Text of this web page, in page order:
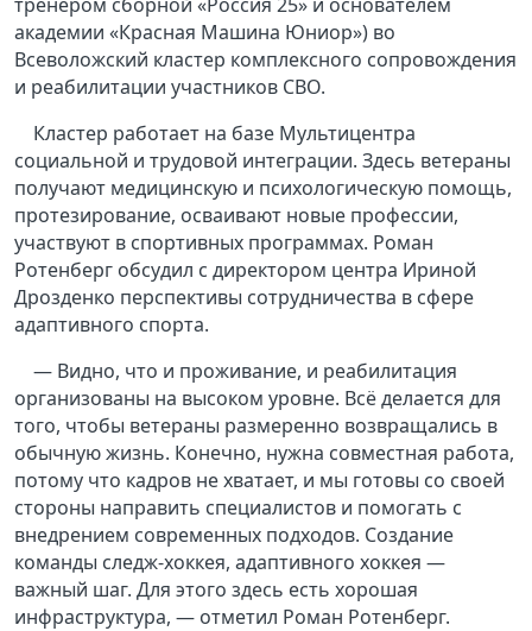
академии «Красная Машина Юниор») во
Всеволожский кластер комплексного сопровождения
и реабилитации участников СВО.
Кластер работает на базе Мультицентра
социальной и трудовой интеграции. Здесь ветераны
получают медицинскую и психологическую помощь,
протезирование, осваивают новые профессии,
участвуют в спортивных программах. Роман
Ротенберг обсудил с директором центра Ириной
Дрозденко перспективы сотрудничества в сфере
адаптивного спорта.
— Видно, что и проживание, и реабилитация
организованы на высоком уровне. Всё делается для
того, чтобы ветераны размеренно возвращались в
обычную жизнь. Конечно, нужна совместная работа,
потому что кадров не хватает, и мы готовы со своей
стороны направить специалистов и помогать с
внедрением современных подходов. Создание
команды следж-хоккея, адаптивного хоккея —
важный шаг. Для этого здесь есть хорошая
инфраструктура, — отметил Роман Ротенберг.